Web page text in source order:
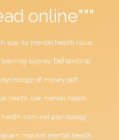
online"""
apa itu mental health issue
training sydney behavioral
of money pdf
health cek mental health
criminal psychology
macam mental health